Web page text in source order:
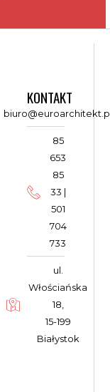
KONTAKT
85
653
85
33 |
501
704
733
ul.
Włościańska
18,
15-199
Białystok